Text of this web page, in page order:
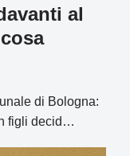
al
di Bologna:
figli decid…